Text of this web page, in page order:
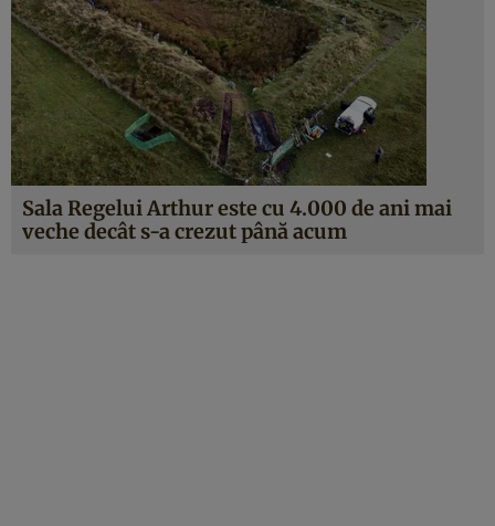
Sala Regelui Arthur este cu 4.000 de ani mai
veche decât s-a crezut până acum